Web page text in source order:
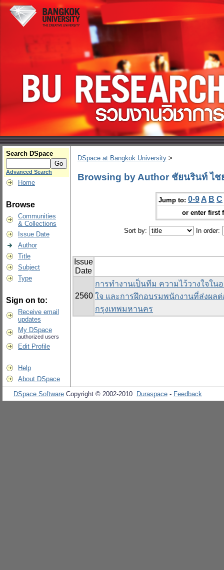
Search DSpace
Advanced Search
Home
Browse
Communities
& Collections
Issue Date
Author
Title
Subject
Type
Sign on to:
Receive email
updates
My DSpace
authorized users
Edit Profile
Help
About DSpace
DSpace at Bangkok University >
Browsing by Author ชัยนรินท์ ไช
Jump to: 0-9 A B C
or enter first
Sort by: In order:
Issue
Date
2560
การทำงานเป็นทีม ความไว้วางใจใ
ใจ และการฝึกอบรมพนักงานที่ส่งผล
กรุงเทพมหานคร
DSpace Software Copyright © 2002-2010 Duraspace - Feedback